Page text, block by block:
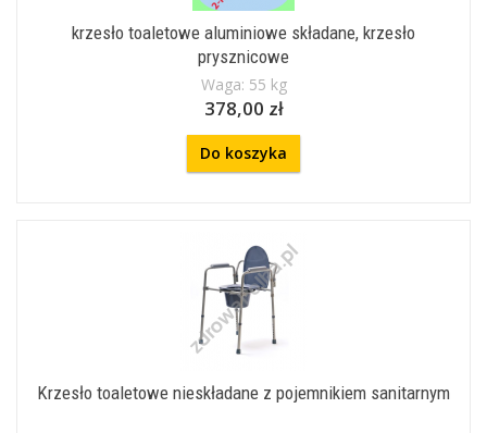
krzesło toaletowe aluminiowe składane, krzesło
prysznicowe
Waga: 55 kg
378,00 zł
Do koszyka
Krzesło toaletowe nieskładane z pojemnikiem sanitarnym